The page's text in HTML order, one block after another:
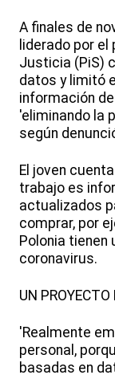
A finales de
liderado por
Justicia (PiS)
datos y limitó
información
'eliminando la
según
El joven
trabajo es
actualizados
comprar, por
Polonia tienen
coronavirus.
UN PROYECTO
'Realmente
personal,
basadas en